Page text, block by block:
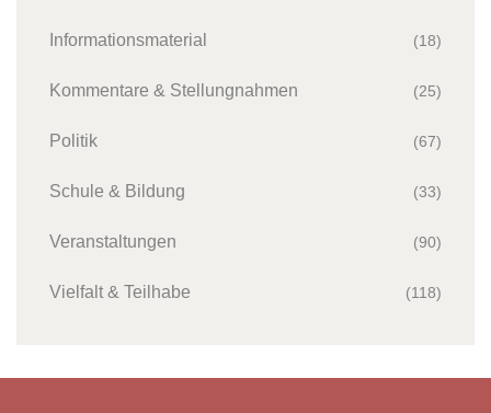
Informationsmaterial (18)
Kommentare & Stellungnahmen (25)
Politik (67)
Schule & Bildung (33)
Veranstaltungen (90)
Vielfalt & Teilhabe (118)